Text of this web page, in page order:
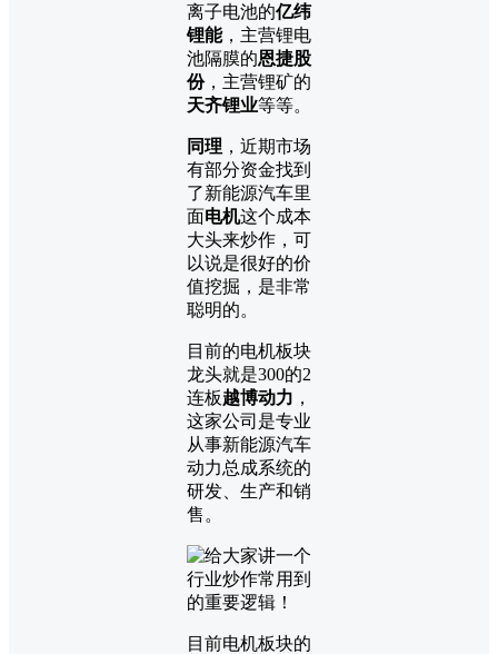
离子电池的亿纬
锂能，主营锂电
池隔膜的恩捷股
份，主营锂矿的
天齐锂业等等。
同理 ，近期市场
有部分资金找到
了新能源汽车里
面电机这个成本
大头来炒作，可
以说是很好的价
值挖掘，是非常
聪明的。
目前的电机板块
龙头就是300的2
连板越博动力 ，
这家公司是专业
从事新能源汽车
动力总成系统的
研发、生产和销
售。
目前电机板块的